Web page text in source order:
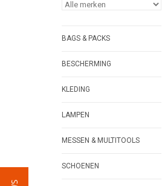
BAGS & PACKS
BESCHERMING
KLEDING
LAMPEN
MESSEN & MULTITOOLS
SCHOENEN